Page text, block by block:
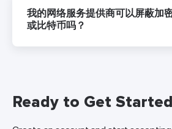
我的网络服务提供商可以屏蔽加
或比特币吗？
Ready to Get